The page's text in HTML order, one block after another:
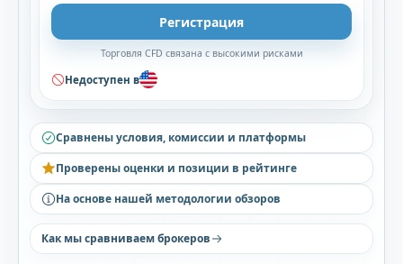
Регистрация
Торговля CFD связана с высокими рисками
Недоступен в
Сравнены условия, комиссии и платформы
Проверены оценки и позиции в рейтинге
На основе нашей методологии обзоров
Как мы сравниваем брокеров